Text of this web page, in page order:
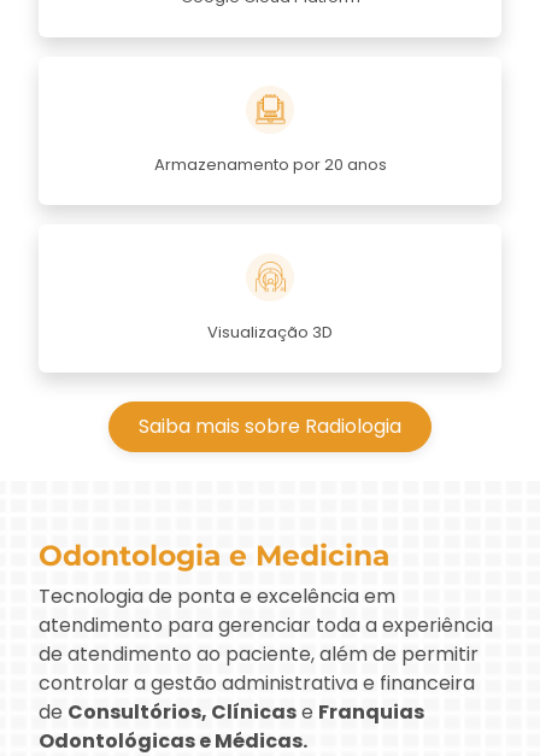
Armazenamento por 20 anos
Visualização 3D
Saiba mais sobre Radiologia
Odontologia e Medicina
Tecnologia de ponta e excelência em
atendimento para gerenciar toda a experiência
de atendimento ao paciente, além de permitir
controlar a gestão administrativa e financeira
de Consultórios, Clínicase Franquias
Odontológicas e Médicas.